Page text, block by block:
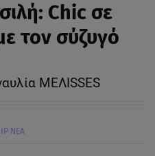
Chic σε
τον σύζυγό
MEΛΙSSES
ΝΕΑ